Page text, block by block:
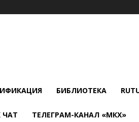
БИБЛИОТЕКА
ЧАТ ТЕЛЕГРАМ-КАНАЛ «МКХ»